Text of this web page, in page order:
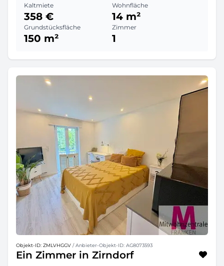
Kaltmiete
358 €
Wohnfläche
14 m²
Grundstücksfläche
150 m²
Zimmer
1
Objekt-ID: ZMLVHGGV / Anbieter-Objekt-ID: AG8073593
Ein Zimmer in Zirndorf